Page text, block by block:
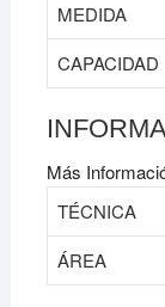
MEDIDA
CAPACIDAD
Más
TÉCNICA
ÁREA